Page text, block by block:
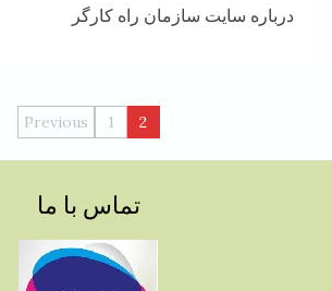
درباره سایت سازمان راه کارگر
راهبریPrevious 1 2
تماس با ما